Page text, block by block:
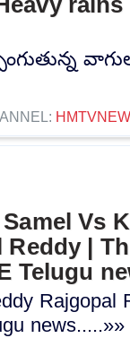
Vs
Reddy |
Telugu
Rajgopal
news.....»»